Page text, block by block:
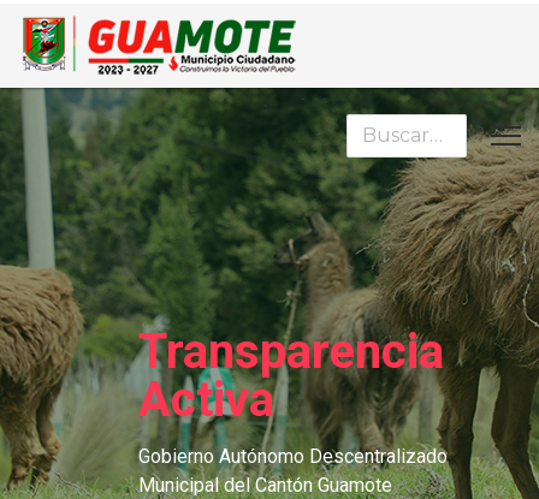
Buscar
Transparencia
Activa
Gobierno Autónomo Descentralizado
Municipal del Cantón Guamote